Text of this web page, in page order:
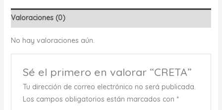
Valoraciones (0)
No hay valoraciones aún.
Sé el primero en valorar “CRETA”
Tu dirección de correo electrónico no será publicada.
Los campos obligatorios están marcados con *